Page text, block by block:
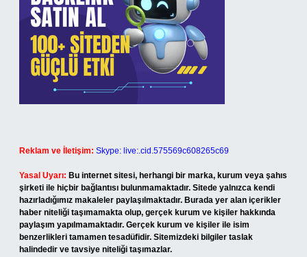
Reklam ve İletişim: Skype: live:.cid.575569c608265c69
Yasal Uyarı: Bu internet sitesi, herhangi bir marka, kurum veya şahıs
şirketi ile hiçbir bağlantısı bulunmamaktadır. Sitede yalnızca kendi
hazırladığımız makaleler paylaşılmaktadır. Burada yer alan içerikler
haber niteliği taşımamakta olup, gerçek kurum ve kişiler hakkında
paylaşım yapılmamaktadır. Gerçek kurum ve kişiler ile isim
benzerlikleri tamamen tesadüfidir. Sitemizdeki bilgiler taslak
halindedir ve tavsiye niteliği taşımazlar.